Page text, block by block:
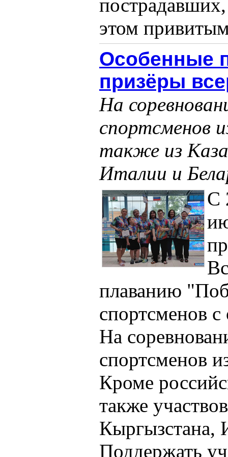
этом
Особенные
призёры
На
спортсменов
также из
Италии и
С
плаванию
спортсменов
На
спортсменов
Кроме
также
Кыргызстана,
Поддержать